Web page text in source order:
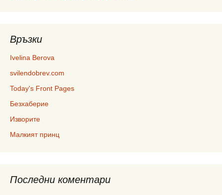
Връзки
Ivelina Berova
svilendobrev.com
Today's Front Pages
Безхаберие
Изворите
Малкият принц
Последни коментари